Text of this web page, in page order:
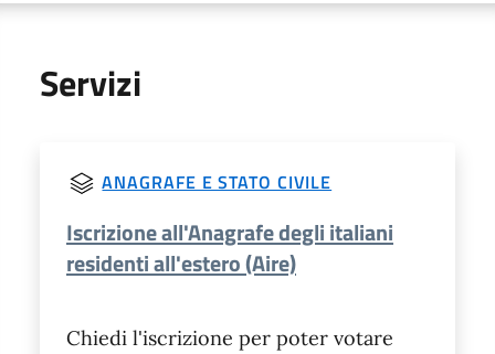
Servizi
ANAGRAFE E STATO CIVILE
Iscrizione all'Anagrafe degli italiani
residenti all'estero (Aire)
Chiedi l'iscrizione per poter votare